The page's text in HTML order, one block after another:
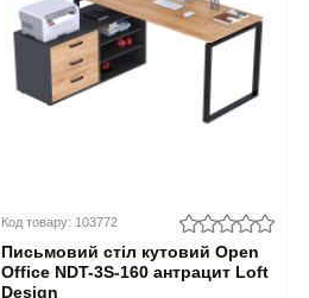
Код товару: 103772
Письмовий стіл кутовий Open
Office NDT-3S-160 антрацит Loft
Design